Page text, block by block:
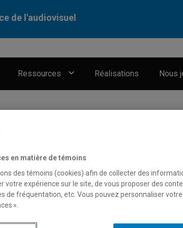
de l'audiovisuel
Ressources Réalisations Nous
en matière de témoins
des témoins (cookies) afin de collecter des
votre expérience sur le site, de vous proposer des
de fréquentation, etc. Vous pouvez personnaliser
».